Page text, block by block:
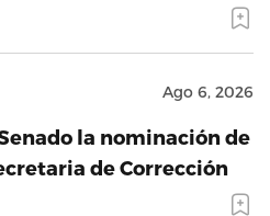
Ago 6, 2026
la nominación de
de Corrección